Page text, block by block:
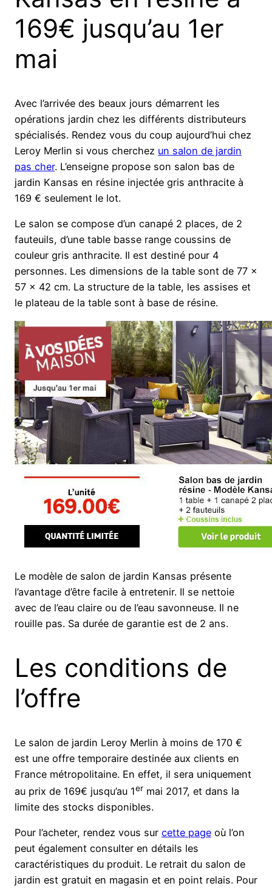
169€ jusqu’au 1er
mai
Avec l’arrivée des beaux jours démarrent les
opérations jardin chez les différents distributeurs
spécialisés. Rendez vous du coup aujourd’hui chez
Leroy Merlin si vous cherchez un salon de jardin
pas cher. L’enseigne propose son salon bas de
jardin Kansas en résine injectée gris anthracite à
169 € seulement le lot.
Le salon se compose d’un canapé 2 places, de 2
fauteuils, d’une table basse range coussins de
couleur gris anthracite. Il est destiné pour 4
personnes. Les dimensions de la table sont de 77 x
57 x 42 cm. La structure de la table, les assises et
le plateau de la table sont à base de résine.
Le modèle de salon de jardin Kansas présente
l’avantage d’être facile à entretenir. Il se nettoie
avec de l’eau claire ou de l’eau savonneuse. Il ne
rouille pas. Sa durée de garantie est de 2 ans.
Les conditions de
l’offre
Le salon de jardin Leroy Merlin à moins de 170 €
est une offre temporaire destinée aux clients en
France métropolitaine. En effet, il sera uniquement
au prix de 169€ jusqu’au 1er mai 2017, et dans la
limite des stocks disponibles.
Pour l’acheter, rendez vous sur cette page où l’on
peut également consulter en détails les
caractéristiques du produit. Le retrait du salon de
jardin est gratuit en magasin et en point relais. Pour